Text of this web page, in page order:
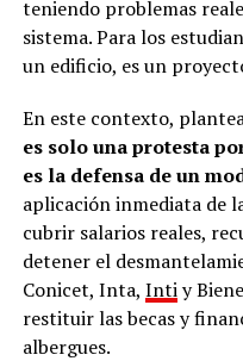
teniendo problemas
sistema. Para los
un edificio, es un
En este contexto,
es solo una protesta
es la defensa de un
aplicación inmediata de
cubrir salarios reales,
detener el
Conicet, Inta, Intiy
restituir las becas y
albergues.